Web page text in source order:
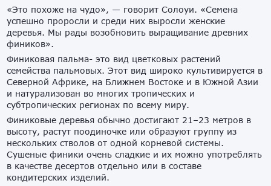
«Это похоже на чудо», — говорит Солоуи. «Семена
успешно проросли и среди них выросли женские
деревья. Мы рады возобновить выращивание древних
фиников».
Финиковая пальма- это вид цветковых растений
семейства пальмовых. Этот вид широко культивируется в
Северной Африке, на Ближнем Востоке и в Южной Азии
и натурализован во многих тропических и
субтропических регионах по всему миру.
Финиковые деревья обычно достигают 21–23 метров в
высоту, растут поодиночке или образуют группу из
нескольких стволов от одной корневой системы.
Сушеные финики очень сладкие и их можно употреблять
в качестве десертов отдельно или в составе
кондитерских изделий.